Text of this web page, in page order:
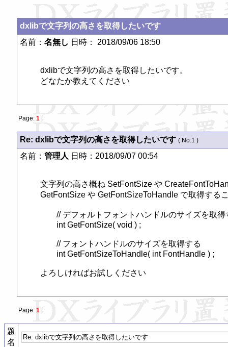
dxlibで文字列の高さを取得したいです
名前： 名無し 日時： 2018/09/06 18:50
dxlibで文字列の高さを取得したいです。
どなたか教えてください
Page: 1|
Re: dxlibで文字列の高さを取得したいです ( No.1 )
名前： 管理人 日時：2018/09/07 00:54
文字列の高さ概ね SetFontSize や
GetFontSize や GetFontSizeToHandle で取得する
よろしければお試しください
Page: 1|
題
名